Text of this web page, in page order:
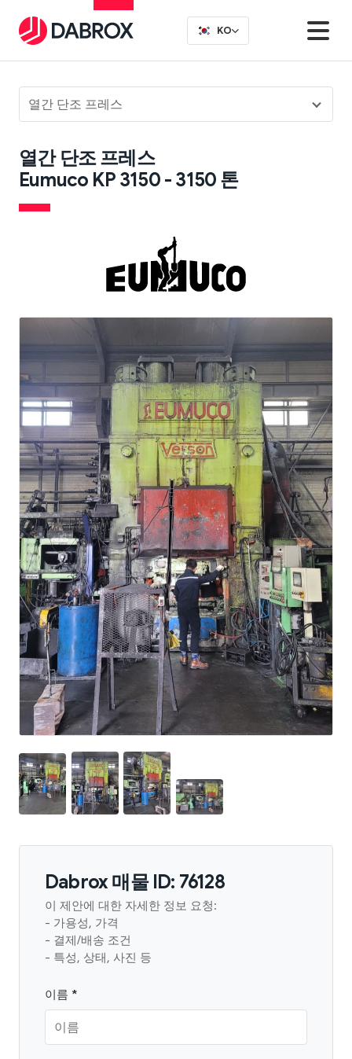
열간 단조 프레스
열간 단조 프레스
Eumuco KP 3150 - 3150 톤
Dabrox 매물 ID: 76128
이 제안에 대한 자세한 정보 요청:
- 가용성, 가격
- 결제/배송 조건
- 특성, 상태, 사진 등
이름 *